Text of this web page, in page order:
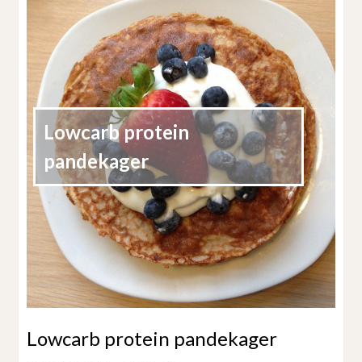
Lowcarb protein
pandekager
Lowcarb protein pandekager